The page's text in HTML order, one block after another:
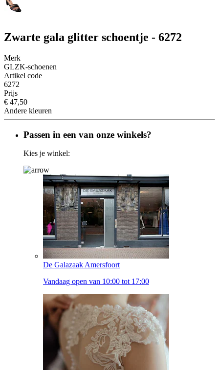
Zwarte gala glitter schoentje - 6272
Merk
GLZK-schoenen
Artikel code
6272
Prijs
€ 47,50
Andere kleuren
Passen in een van onze winkels?
Kies je winkel:
De Galazaak Amersfoort
Vandaag open van 10:00 tot 17:00